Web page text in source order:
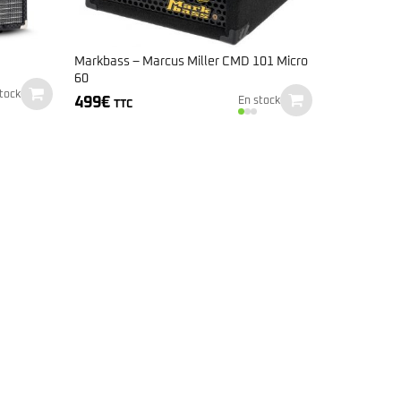
Markbass – Marcus Miller CMD 101 Micro
60
499€ TTC En stock